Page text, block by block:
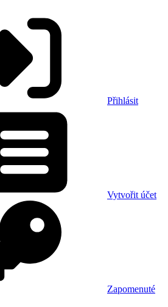
Přihlásit
Vytvořit účet
Zapomenuté